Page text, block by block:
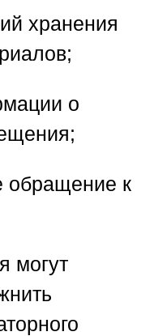
хранения
о
обращение к
могут